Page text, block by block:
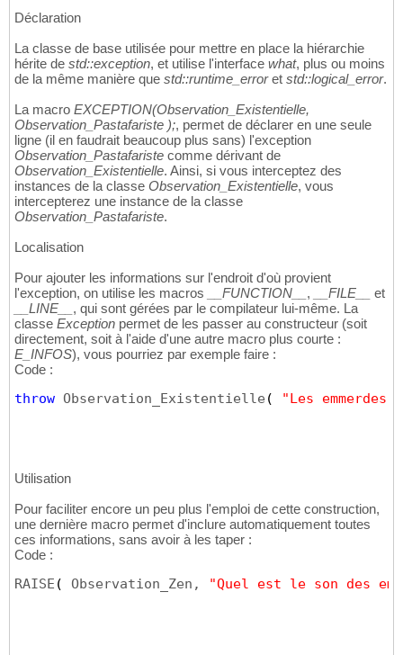
20
22
        std::cerr << e.what
}
Déclaration
La classe de base utilisée pour mettre en place la hiérarchie
hérite de std::exception, et utilise l'interface what, plus ou moins
de la même manière que std::runtime_erroret std::logical_error.
La macro EXCEPTION(Observation_Existentielle,
Observation_Pastafariste );, permet de déclarer en une seule
ligne (il en faudrait beaucoup plus sans) l'exception
Observation_Pastafariste comme dérivant de
Observation_Existentielle. Ainsi, si vous interceptez des
instances de la classe Observation_Existentielle, vous
intercepterez une instance de la classe
Observation_Pastafariste.
Localisation
Pour ajouter les informations sur l'endroit d'où provient
l'exception, on utilise les macros
__FUNCTION__ , __FILE__
et
__LINE__ , qui sont gérées par le compilateur lui-même. La
classe Exception permet de les passer au constructeur (soit
directement, soit à l'aide d'une autre macro plus courte :
E_INFOS), vous pourriez par exemple faire :
Code :
throw Observation_Existentielle ( "Les
Utilisation
Pour faciliter encore un peu plus l'emploi de cette construction,
une dernière macro permet d'inclure automatiquement toutes
ces informations, sans avoir à les taper :
Code :
RAISE ( Observation_Zen, "Quel est le son des